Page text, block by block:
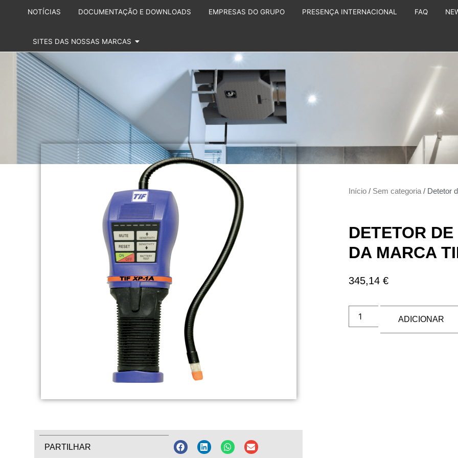
NOTÍCIAS DOCUMENTAÇÃO E DOWNLOADS EMPRESAS DO GRUPO PRESENÇA INTERNACIONAL FAQ
SITES DAS NOSSAS MARCAS
PARTILHAR
Início / Sem categoria / Detetor
DETETOR
DA MARCA
345,14 €
ADICIONAR